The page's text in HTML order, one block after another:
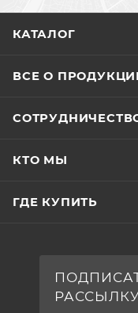
КАТАЛОГ
ВСЕ О
КТО МЫ
ГДЕ КУПИТЬ
РАССЫЛКУ